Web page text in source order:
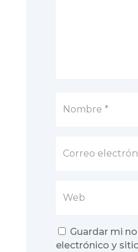
Guardar mi
electrónico y